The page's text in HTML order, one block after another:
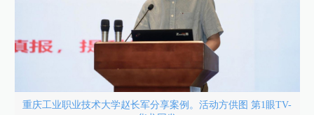
重庆工业职业技术大学赵长军分享案例。活动方供图 第1眼TV-